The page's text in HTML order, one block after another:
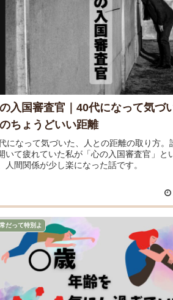
入国審査官｜40代になって気づ
ちょうどいい距離
になって気づいた、人との距離の取り方。
いて疲れていた私が「心の入国審査官」と
人間関係が少し楽になった話です。
だって特別よ